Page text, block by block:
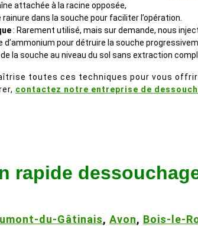
attachée à la racine opposée,
dans la souche pour faciliter l’opération.
: Rarement utilisé, mais sur demande, nous
d’ammonium pour détruire la souche
la souche au niveau du sol sans extraction
toutes ces techniques pour vous
contactez notre entreprise de
rapide
du-Gâtinais, Avon, Bois-le-